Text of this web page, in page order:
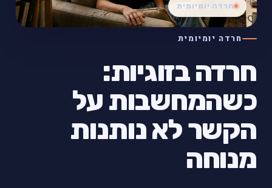
חרדה יומיומית
חרדה בזוגיות:
כשהמחשבות על
הקשר לא נותנות
מנוחה
חרדה יומיומית